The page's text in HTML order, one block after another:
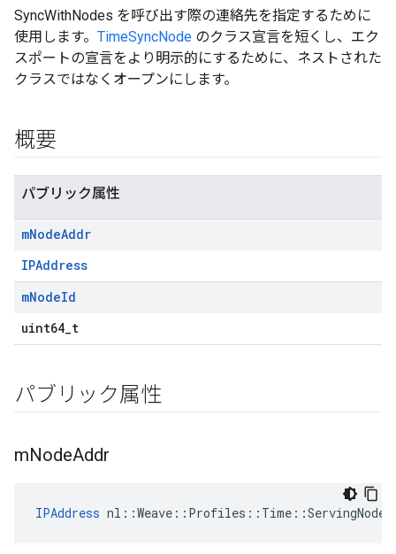
SyncWithNodes を呼び出す際の連絡先を指定するために
使用します。 TimeSyncNode のクラス宣言を短くし、エク
スポートの宣言をより明示的にするために、ネストされた
クラスではなくオープンにします。
概要
パブリック属性
mNodeAddr
IPAddress
mNodeId
uint64_t
パブリック属性
mNodeAddr
IPAddress nl ::Weave :: Profiles :: Time ::ServingNode